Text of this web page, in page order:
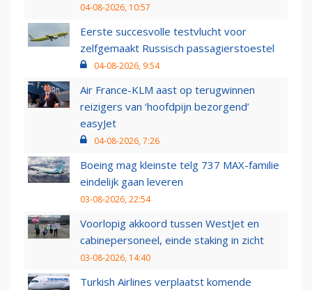
04-08-2026, 10:57
Eerste succesvolle testvlucht voor
zelfgemaakt Russisch passagierstoestel
04-08-2026, 9:54
Air France-KLM aast op terugwinnen
reizigers van ‘hoofdpijn bezorgend’
easyJet
04-08-2026, 7:26
Boeing mag kleinste telg 737 MAX-familie
eindelijk gaan leveren
03-08-2026, 22:54
Voorlopig akkoord tussen WestJet en
cabinepersoneel, einde staking in zicht
03-08-2026, 14:40
Turkish Airlines verplaatst komende